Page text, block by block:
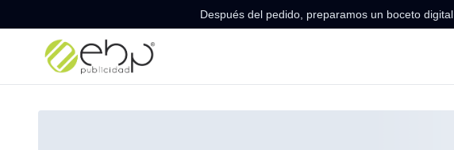
Después del pedido, preparamos un boceto